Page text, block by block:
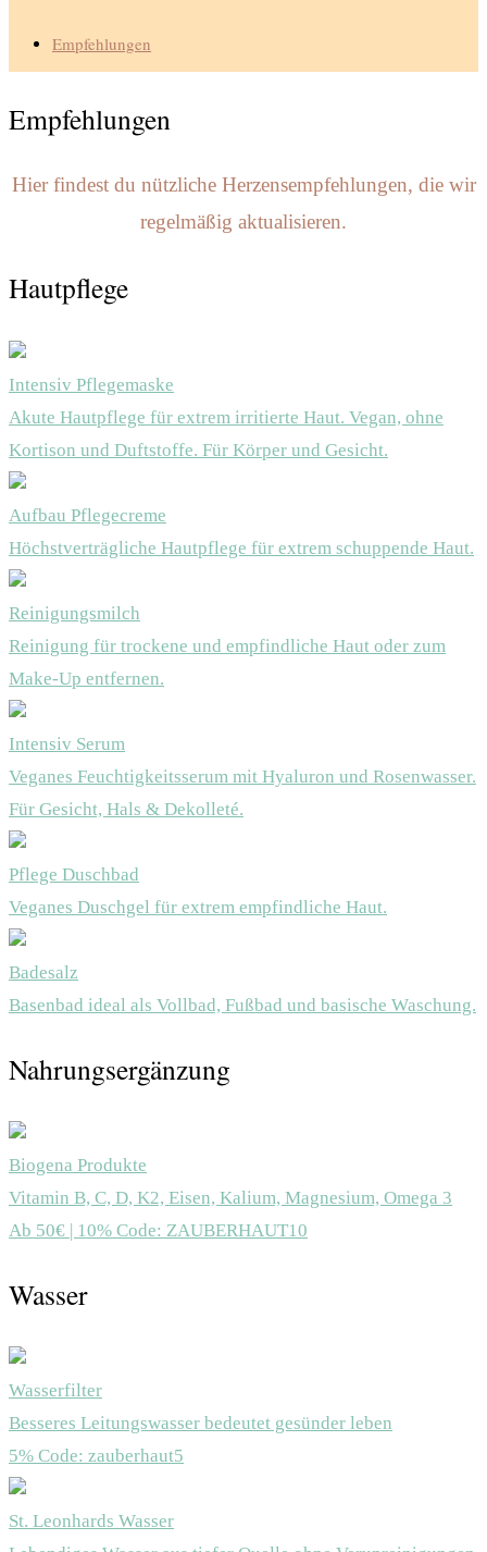
Empfehlungen
Empfehlungen
Hier findest du nützliche Herzensempfehlungen, die wir
regelmäßig aktualisieren.
Hautpflege
Intensiv Pflegemaske
Akute Hautpflege für extrem irritierte Haut. Vegan, ohne
Kortison und Duftstoffe. Für Körper und Gesicht.
Aufbau Pflegecreme
Höchstverträgliche Hautpflege für extrem schuppende Haut.
Reinigungsmilch
Reinigung für trockene und empfindliche Haut oder zum
Make-Up entfernen.
Intensiv Serum
Veganes Feuchtigkeitsserum mit Hyaluron und Rosenwasser.
Für Gesicht, Hals & Dekolleté.
Pflege Duschbad
Veganes Duschgel für extrem empfindliche Haut.
Badesalz
Basenbad ideal als Vollbad, Fußbad und basische Waschung.
Nahrungsergänzung
Biogena Produkte
Vitamin B, C, D, K2, Eisen, Kalium, Magnesium, Omega 3
Ab 50€ | 10% Code: ZAUBERHAUT10
Wasser
Wasserfilter
Besseres Leitungswasser bedeutet gesünder leben
5% Code: zauberhaut5
St. Leonhards Wasser